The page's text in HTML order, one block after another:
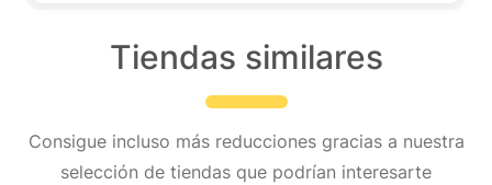
Tiendas similares
Consigue incluso más reducciones gracias a nuestra
selección de tiendas que podrían interesarte